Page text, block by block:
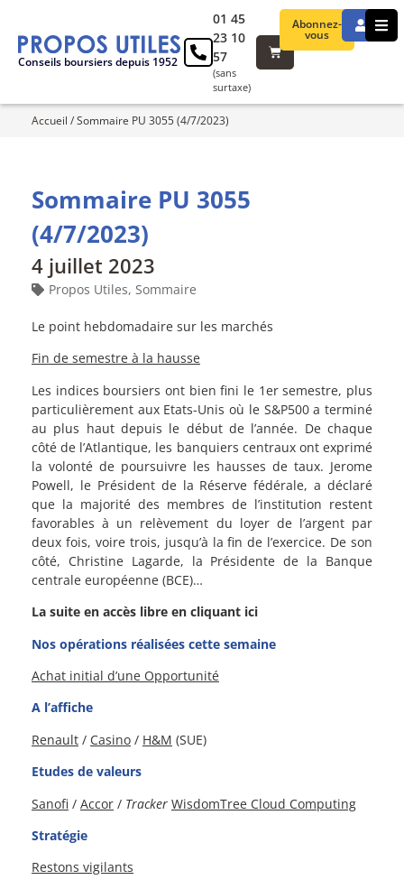
Conseils boursiers depuis 1952
Abonnez-
vous
01 45
23 10
57
(sans
surtaxe)
Accueil /Sommaire PU 3055 (4/7/2023)
Sommaire PU 3055
(4/7/2023)
4 juillet 2023
Propos Utiles, Sommaire
Le point hebdomadaire sur les marchés
Fin de semestre à la hausse
Les indices boursiers ont bien fini le 1er semestre, plus
particulièrement aux Etats-Unis où le S&P500 a terminé
au plus haut depuis le début de l’année. De chaque
côté de l’Atlantique, les banquiers centraux ont exprimé
la volonté de poursuivre les hausses de taux. Jerome
Powell, le Président de la Réserve fédérale, a déclaré
que la majorité des membres de l’institution restent
favorables à un relèvement du loyer de l’argent par
deux fois, voire trois, jusqu’à la fin de l’exercice. De son
côté, Christine Lagarde, la Présidente de la Banque
centrale européenne (BCE)…
La suite en accès libre en cliquant ici
Nos opérations réalisées cette semaine
Achat initial d’une Opportunité
A l’affiche
Renault / Casino / H&M (SUE)
Etudes de valeurs
Sanofi / Accor / Tracker WisdomTree Cloud Computing
Stratégie
Restons vigilants